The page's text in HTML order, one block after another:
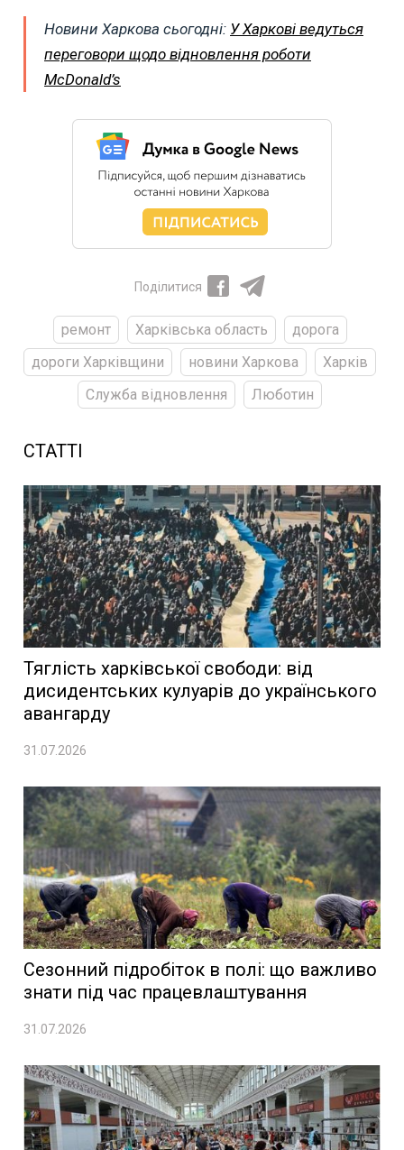
Новини Харкова сьогодні: У Харкові ведуться
переговори щодо відновлення роботи
McDonald’s
Поділитися
ремонт Харківська область
дорога
дороги Харківщини
новини Харкова
Харків
Служба відновлення
Люботин
СТАТТІ
Тяглість харківської свободи: від
дисидентських кулуарів до українського
авангарду
31.07.2026
Сезонний підробіток в полі: що важливо
знати під час працевлаштування
31.07.2026